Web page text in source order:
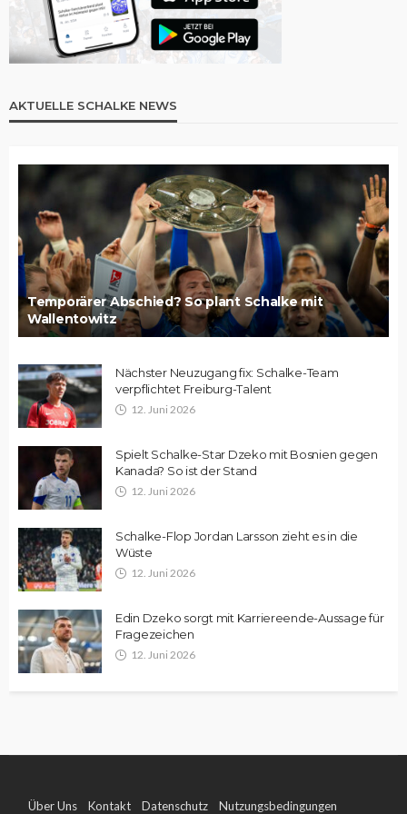
AKTUELLE SCHALKE NEWS
Temporärer Abschied? So plant Schalke mit
Wallentowitz
Nächster Neuzugang fix: Schalke-Team
verpflichtet Freiburg-Talent
12. Juni 2026
Spielt Schalke-Star Dzeko mit Bosnien gegen
Kanada? So ist der Stand
12. Juni 2026
Schalke-Flop Jordan Larsson zieht es in die
Wüste
12. Juni 2026
Edin Dzeko sorgt mit Karriereende-Aussage für
Fragezeichen
12. Juni 2026
Über Uns Kontakt Datenschutz Nutzungsbedingungen